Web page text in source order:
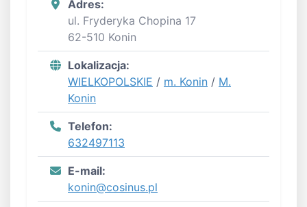
Adres:
ul. Fryderyka Chopina 17
62-510 Konin
Lokalizacja:
WIELKOPOLSKIE / m. Konin / M.
Konin
Telefon:
632497113
E-mail:
konin@cosinus.pl